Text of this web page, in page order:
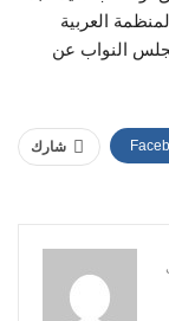
العربية
النواب عن
شارك